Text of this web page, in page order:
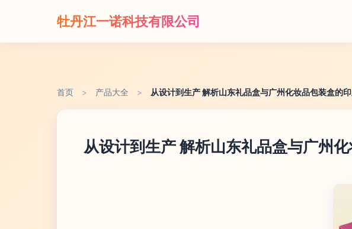
牡丹江一诺科技有限公司
首页 > 产品大全 > 从设计到生产 解析山东礼品盒与广州化妆品包装盒的
从设计到生产 解析山东礼品盒与广州